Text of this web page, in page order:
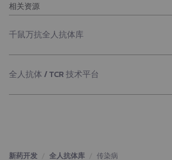
相关资源
千鼠万抗全人抗体库
全人抗体 / TCR 技术平台
新药开发 全人抗体库 传染病